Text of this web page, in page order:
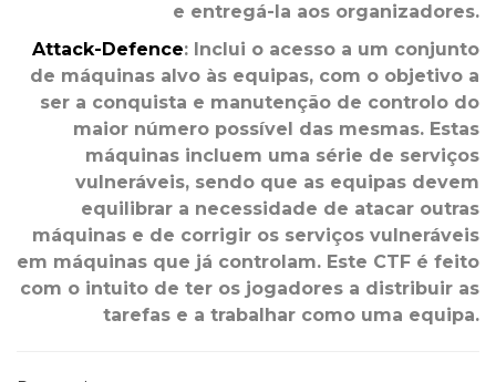
e entregá-la aos organizadores.
Attack-Defence: Inclui o acesso a um conjunto
de máquinas alvo às equipas, com o objetivo a
ser a conquista e manutenção de controlo do
maior número possível das mesmas. Estas
máquinas incluem uma série de serviços
vulneráveis, sendo que as equipas devem
equilibrar a necessidade de atacar outras
máquinas e de corrigir os serviços vulneráveis
em máquinas que já controlam. Este CTF é feito
com o intuito de ter os jogadores a distribuir as
tarefas e a trabalhar como uma equipa.